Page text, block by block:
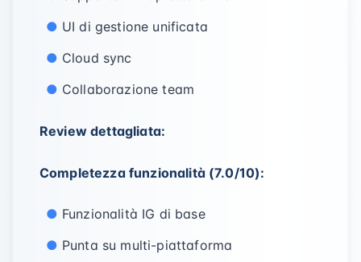
UI di gestione unificata
Cloud sync
Collaborazione team
Review dettagliata:
Completezza funzionalità (7.0/10):
Funzionalità IG di base
Punta su multi-piattaforma